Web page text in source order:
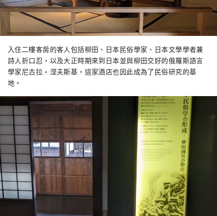
入住二樓客房的客人包括柳田、日本民俗學家、日本文學學者兼
詩人折口忍，以及大正時期來到日本並與柳田交好的俄羅斯語言
學家尼古拉·涅夫斯基，這家酒店也因此成為了民俗研究的基
地。